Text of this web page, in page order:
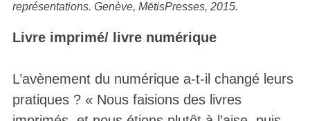
représentations. Genève, MētisPresses, 2015.
Livre imprimé/ livre numérique
L’avènement du numérique a-t-il changé leurs
pratiques ? « Nous faisions des livres